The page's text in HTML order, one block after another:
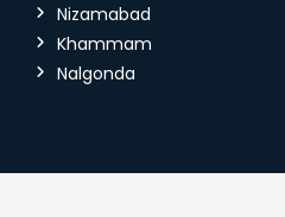
Nizamabad
Khammam
Nalgonda